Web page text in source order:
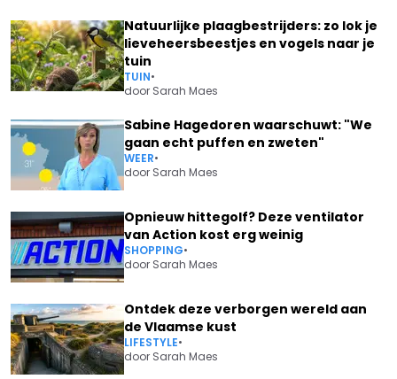
Natuurlijke plaagbestrijders: zo lok je
lieveheersbeestjes en vogels naar je
tuin
TUIN•
door Sarah Maes
Sabine Hagedoren waarschuwt: "We
gaan echt puffen en zweten"
WEER•
door Sarah Maes
Opnieuw hittegolf? Deze ventilator
van Action kost erg weinig
SHOPPING•
door Sarah Maes
Ontdek deze verborgen wereld aan
de Vlaamse kust
LIFESTYLE•
door Sarah Maes